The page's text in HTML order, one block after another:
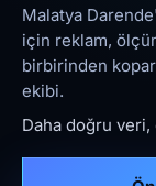
Malatya
için reklam,
birbirinden
ekibi.
Daha doğru